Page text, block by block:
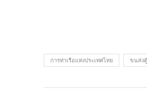
การท่าเรือแห่งประเทศไทย ขนส่ง